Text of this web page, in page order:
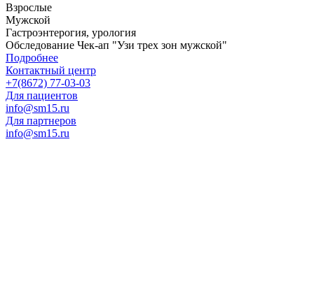
Взрослые
Мужской
Гастроэнтерогия, урология
Обследование Чек-ап "Узи трех зон мужской"
Подробнее
Контактный центр
+7(8672) 77-03-03
Для пациентов
info@sm15.ru
Для партнеров
info@sm15.ru